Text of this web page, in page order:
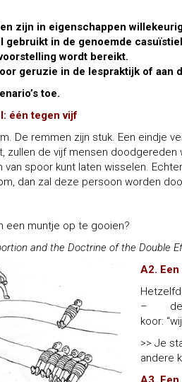
zijn in eigenschappen
gebruikt in de genoemde
wordt bereikt.
geruzie in de lespraktijk of aan
toe.
één tegen vijf
De remmen zijn stuk. Een eindje
zullen de vijf mensen doodgereden
van spoor kunt laten wisselen.
dan zal deze persoon worden
een muntje op te gooien?
and the Doctrine of the Double
A2.
– de
koor:
>> Je
andere